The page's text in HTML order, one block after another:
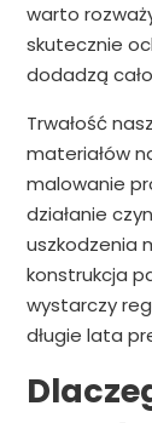
warto
skutecznie
dodadzą
Trwałość
materiałów
malowanie
działanie
uszkodzenia
konstrukcja
wystarczy
długie lata